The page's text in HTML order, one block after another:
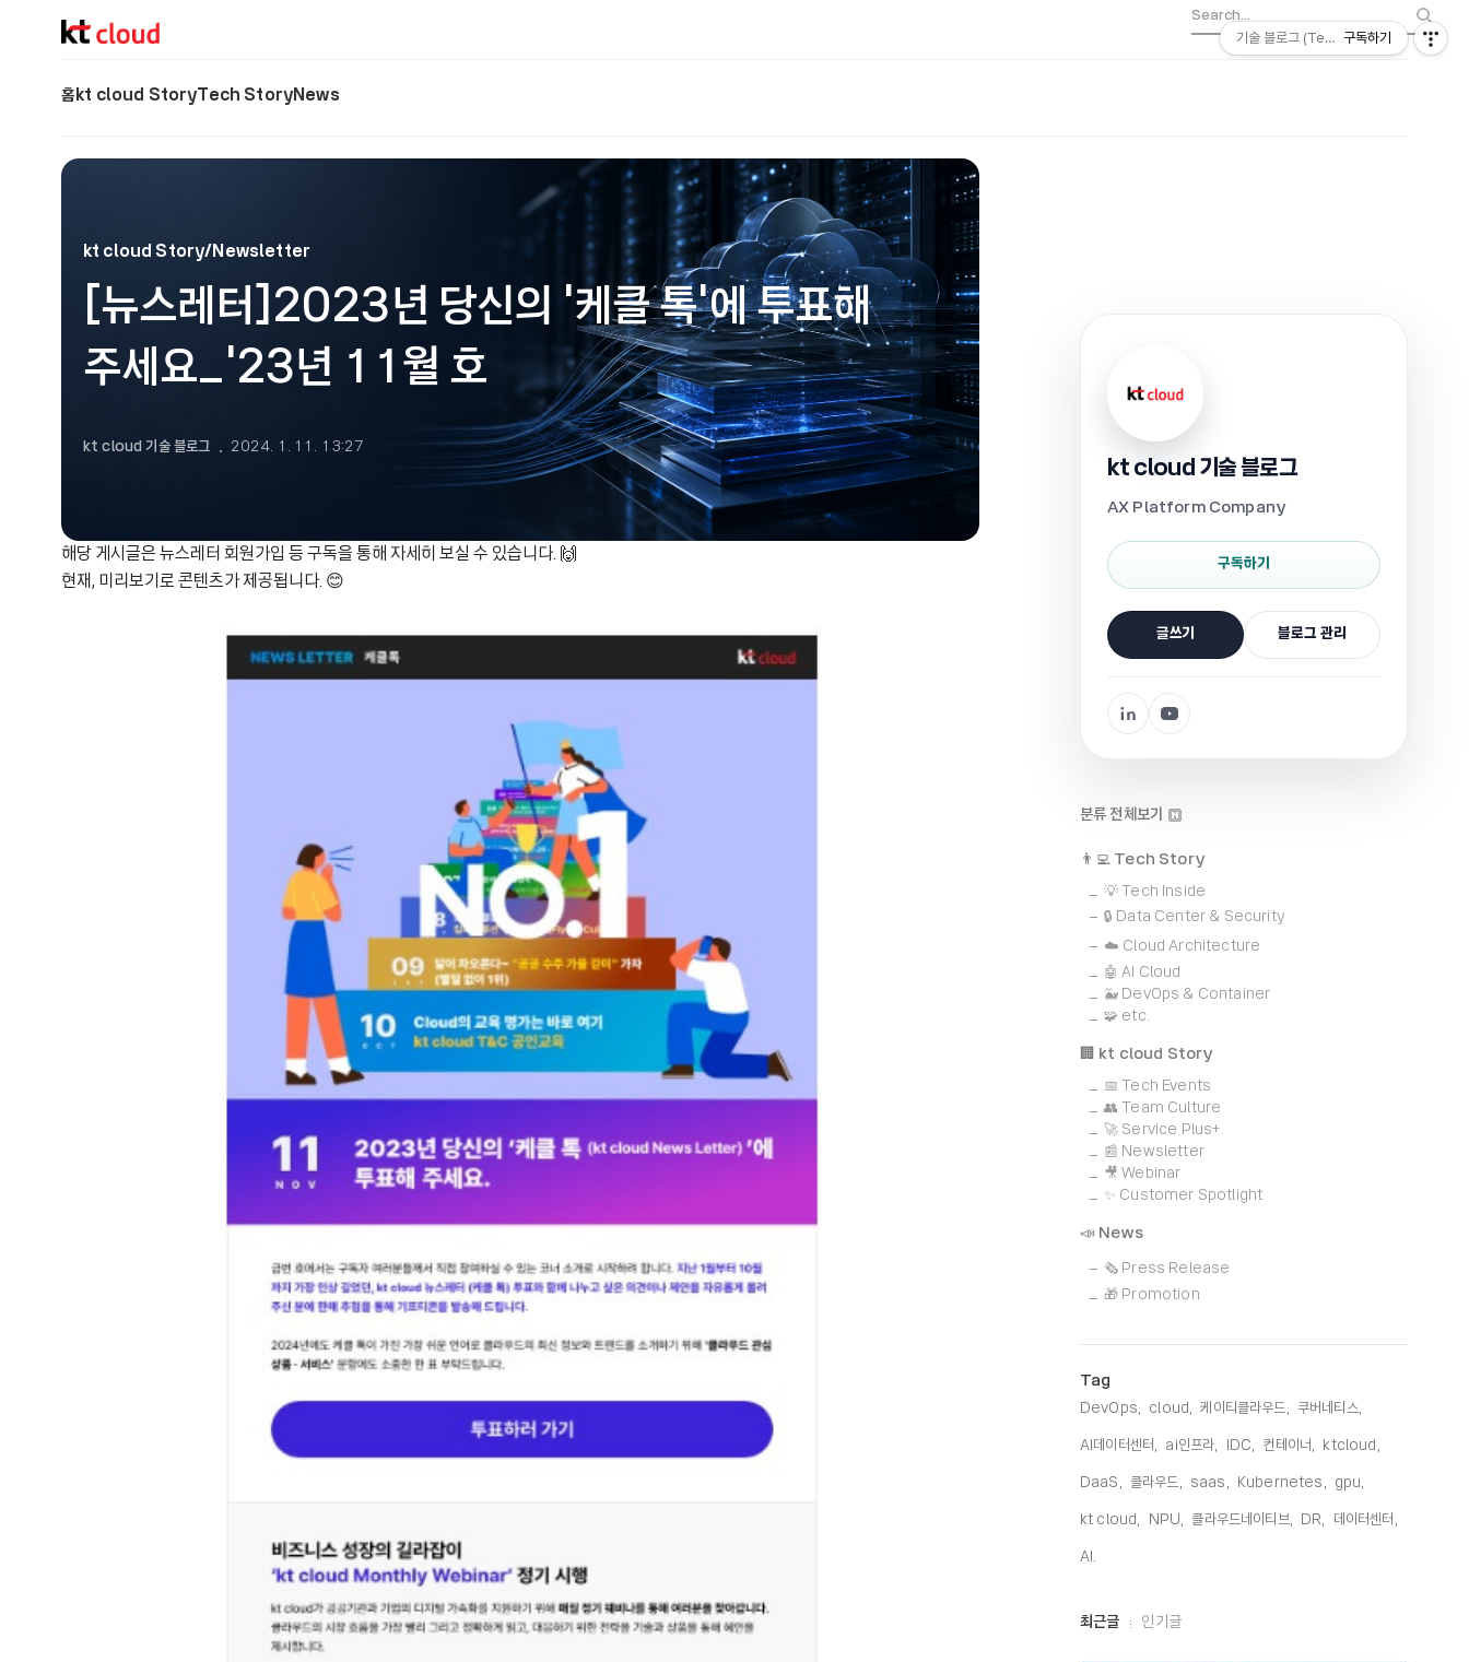
기술 블로그 (Tech) | kt cloud
홈 kt cloud StoryTech StoryNews
kt cloud Story/Newsletter
[뉴스레터]2023년 당신의 '케클 톡'에 투표해
주세요_'23년 11월 호
kt cloud 기술 블로그 2024. 1. 11. 13:27
해당 게시글은 뉴스레터 회원가입 등 구독을 통해 자세히 보실 수 있습니다. 🙌
현재, 미리보기로 콘텐츠가 제공됩니다. 😊
kt cloud 기술 블로그
AX Platform Company
구독하기
글쓰기 블로그 관리
분류 전체보기
👨‍💻 Tech Story
💡 Tech Inside
🔒 Data Center & Security
☁️ Cloud Architecture
🤖 AI Cloud
🐳 DevOps & Container
🧩 etc.
🏢 kt cloud Story
📅 Tech Events
👥 Team Culture
🚀 Service Plus+
📰 Newsletter
🎥 Webinar
✨ Customer Spotlight
📣 News
🗞️ Press Release
🎁 Promotion
Tag
DevOps, cloud, 케이티클라우드, 쿠버네티스,
AI데이터센터, ai인프라, IDC, 컨테이너, ktcloud,
DaaS, 클라우드, saas, Kubernetes, gpu,
kt cloud, NPU, 클라우드네이티브, DR, 데이터센터,
AI,
최
최근글 인기글
기술 블로그 (Tech) | kt cloud
구독하기